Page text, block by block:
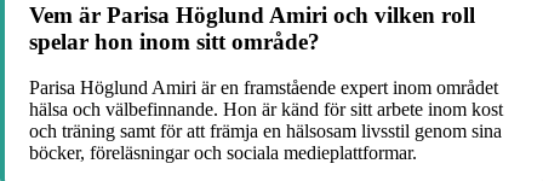
Vem är Parisa Höglund Amiri och vilken roll
spelar hon inom sitt område?
Parisa Höglund Amiri är en framstående expert inom området
hälsa och välbefinnande. Hon är känd för sitt arbete inom kost
och träning samt för att främja en hälsosam livsstil genom sina
böcker, föreläsningar och sociala medieplattformar.